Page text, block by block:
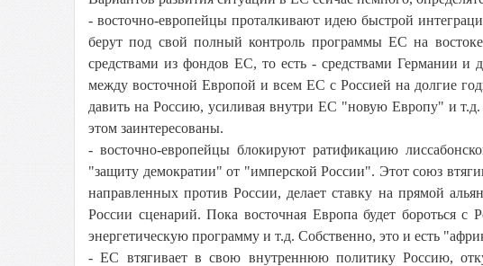
- восточно-европейцы проталкивают идею быстрой
берут под свой полный контроль программы ЕС на
средствами из фондов ЕС, то есть - средствами Германии
между восточной Европой и всем ЕС с Россией на долгие
давить на Россию, усиливая внутри ЕС "новую Европу" и
этом заинтересованы.
- восточно-европейцы блокируют ратификацию
"защиту демократии" от "имперской России". Этот союз
направленных против России, делает ставку на прямой
России сценарий. Пока восточная Европа будет бороться
энергетическую программу и т.д. Собственно, это и есть
- ЕС втягивает в свою внутреннюю политику Россию,